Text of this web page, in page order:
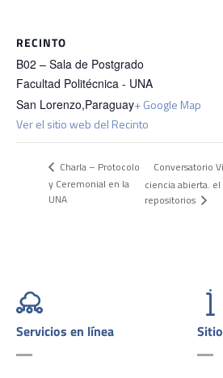
RECINTO
B02 – Sala de Postgrado
Facultad Politécnica - UNA
San Lorenzo,Paraguay+ Google Map
Ver el sitio web del Recinto
Charla – Protocolo
y Ceremonial en la
UNA
Conversatorio
ciencia abierta.
repositorios
Servicios en línea